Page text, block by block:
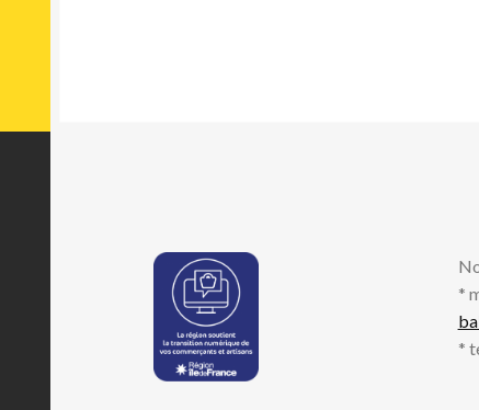
Garage Rock
Ghettotech
Glam
Glitch
Gospel
*
*